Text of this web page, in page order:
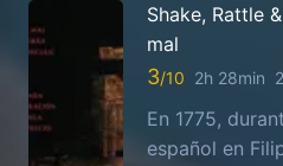
Shake, Rattle
mal
3 2h 28min
En 1775,
español en